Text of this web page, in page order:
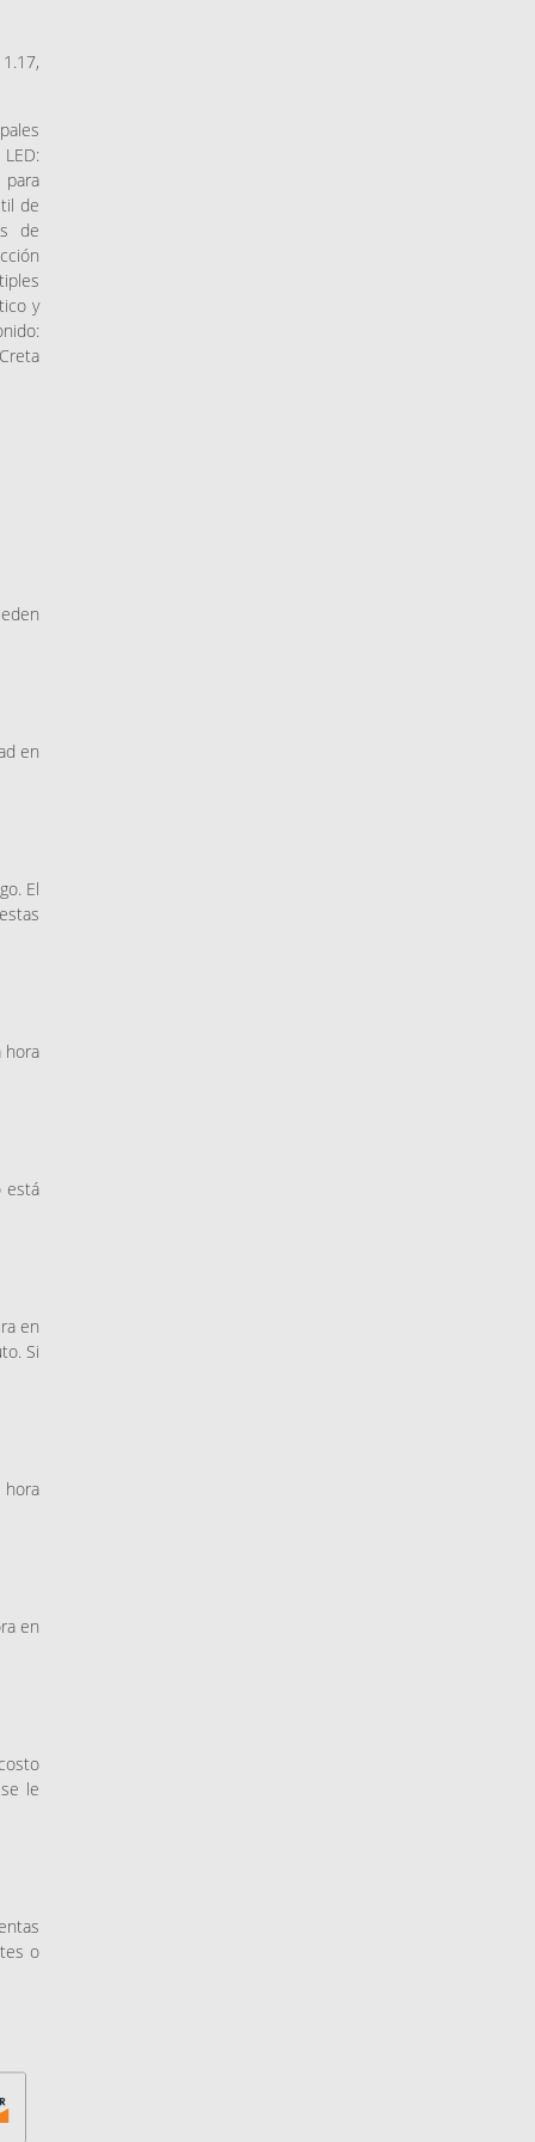
para
de
de
y
en
El
hora
está
en
Si
hora
en
le
o